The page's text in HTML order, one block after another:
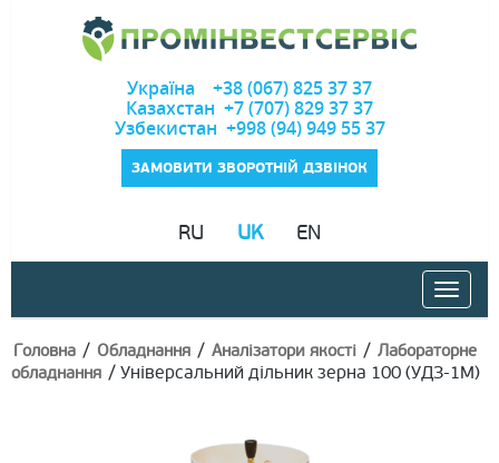
Україна +38 (067) 825 37 37
Казахстан +7 (707) 829 37 37
Узбекистан +998 (94) 949 55 37
ЗАМОВИТИ ЗВОРОТНІЙ ДЗВІНОК
RU UK EN
Головна / Обладнання / Аналізатори якості / Лабораторне
обладнання / Універсальний дільник зерна 100 (УДЗ-1М)